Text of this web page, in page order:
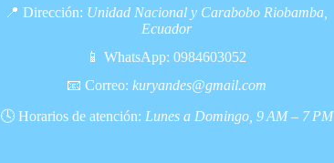
📍 Dirección: Unidad Nacional y Carabobo Riobamba,
Ecuador
📱 WhatsApp: 0984603052
📧 Correo: kuryandes@gmail.com
🕓 Horarios de atención: Lunes a Domingo, 9 AM – 7 PM